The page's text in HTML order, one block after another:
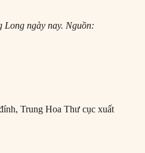
ngày nay. Nguồn:
Trung Hoa Thư cục xuất